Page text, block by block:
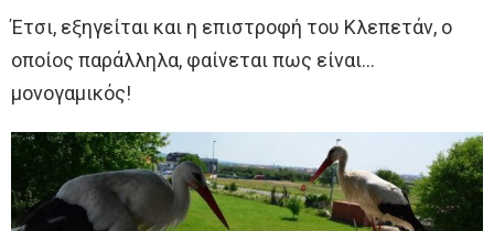
Έτσι, εξηγείται και η επιστροφή του Κλεπετάν, ο
οποίος παράλληλα, φαίνεται πως είναι…
μονογαμικός!